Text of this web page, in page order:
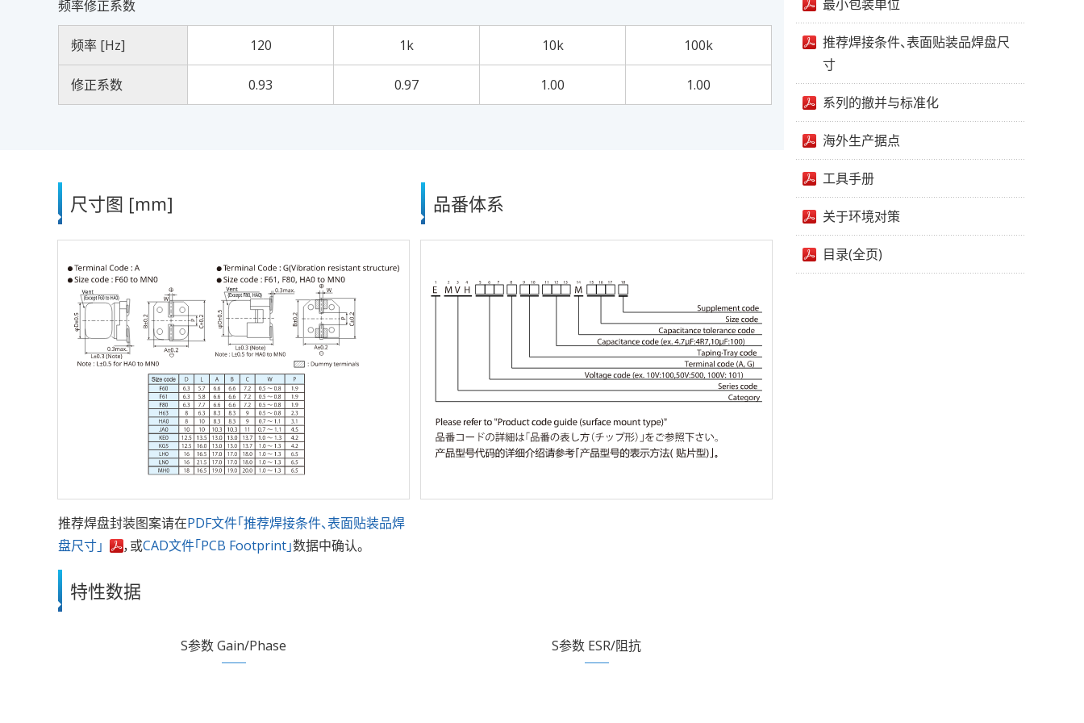
频率修正系数
频率 [Hz] 120 1k 10k 100k
修正系数 0.93 0.97 1.00 1.00
尺寸图 [mm]
推荐焊盘封装图案请在PDF文件「推荐焊接条件、表面贴装品焊
盘尺寸」
，或CAD文件「PCB Footprint」数据中确认。
品番体系
特性数据
S参数 Gain/Phase S参数 ESR/阻抗
最小包装单位
推荐焊接条件、表面贴装品焊盘尺
寸
系列的撤并与标准化
海外生产据点
工具手册
关于环境对策
目录(全页)